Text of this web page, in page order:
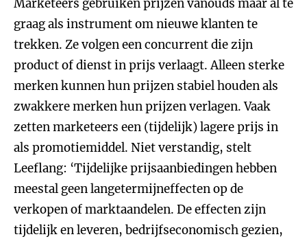
Marketeers gebruiken prijzen vanouds maar al te
graag als instrument om nieuwe klanten te
trekken. Ze volgen een concurrent die zijn
product of dienst in prijs verlaagt. Alleen sterke
merken kunnen hun prijzen stabiel houden als
zwakkere merken hun prijzen verlagen. Vaak
zetten marketeers een (tijdelijk) lagere prijs in
als promotiemiddel. Niet verstandig, stelt
Leeflang: ‘Tijdelijke prijsaanbiedingen hebben
meestal geen langetermijneffecten op de
verkopen of marktaandelen. De effecten zijn
tijdelijk en leveren, bedrijfseconomisch gezien,